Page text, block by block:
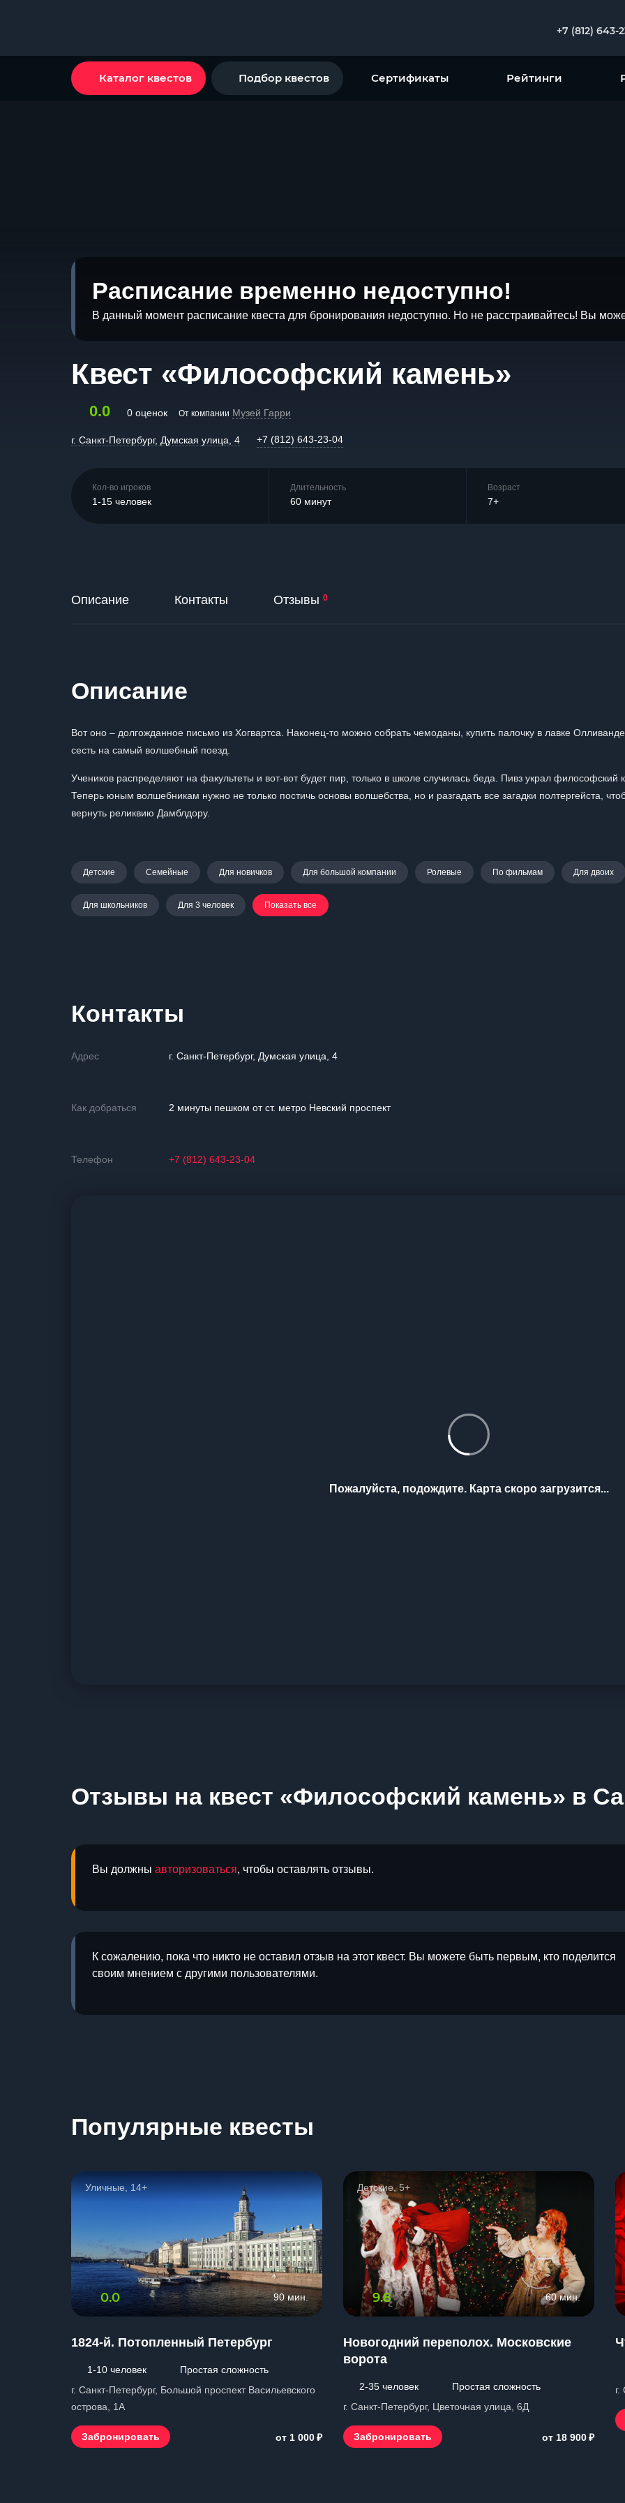
+7 (812) 643-
Каталог квестов Подбор квестов Сертификаты Рейтинги
Расписание временно недоступно!
В данный момент расписание квеста для бронирования недоступно. Но не расстраивайтесь! Вы
Квест «Философский камень»
0.0 0 оценок От компании Музей Гарри
г. Санкт-Петербург, Думская улица, 4 +7 (812) 643-23-04
Кол-во игроков
1-15 человек
Длительность
60 минут
Возраст
7+
Описание Контакты Отзывы 0
Описание
Вот оно – долгожданное письмо из Хогвартса. Наконец-то можно собрать чемоданы, купить палочку в лавке
сесть на самый волшебный поезд.
Учеников распределяют на факультеты и вот-вот будет пир, только в школе случилась беда. Пивз украл философский
Теперь юным волшебникам нужно не только постичь основы волшебства, но и разгадать все загадки полтергейста,
вернуть реликвию Дамблдору.
Детские Семейные Для новичков Для большой компании Ролевые По фильмам Для двоих
Для школьников Для 3 человек Показать все
Контакты
Адрес г. Санкт-Петербург, Думская улица, 4
Как добраться 2 минуты пешком от ст. метро Невский проспект
Телефон +7 (812) 643-23-04
Пожалуйста, подождите. Карта скоро загрузится...
Отзывы на квест «Философский камень» в
Вы должны авторизоваться, чтобы оставлять отзывы.
К сожалению, пока что никто не оставил отзыв на этот квест. Вы можете быть первым, кто поделится
своим мнением с другими пользователями.
Популярные квесты
Уличные, 14+
0.0 90 мин.
1824-й. Потопленный Петербург
1-10 человек
Простая сложность
г. Санкт-Петербург, Большой проспект Васильевского
острова, 1А
Забронировать от 1 000₽
Детские, 5+
9.8 60 мин.
Новогодний переполох. Московские
ворота
2-35 человек
Простая сложность
г. Санкт-Петербург, Цветочная улица, 6Д
Забронировать от 18 900₽